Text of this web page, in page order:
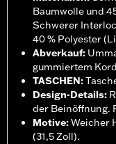
Baumwolle und
Schwerer
40 % Polyester
Abverkauf:
gummiertem
TASCHEN:
Design-Details:
der Beinöffnung.
Motive:Weicher
(31,5 Zoll).